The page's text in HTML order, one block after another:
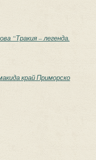
“Тракия – легенда.
край Приморско